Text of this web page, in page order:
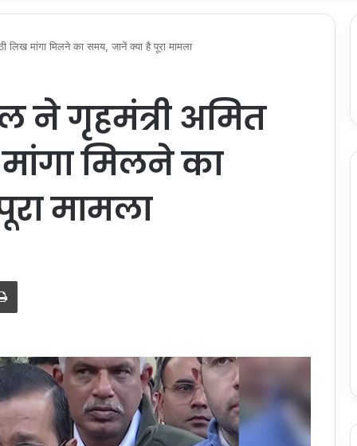
लिख मांगा मिलने का समय, जानें क्या है पूरा मामला
ने गृहमंत्री अमित
मांगा मिलने का
मामला